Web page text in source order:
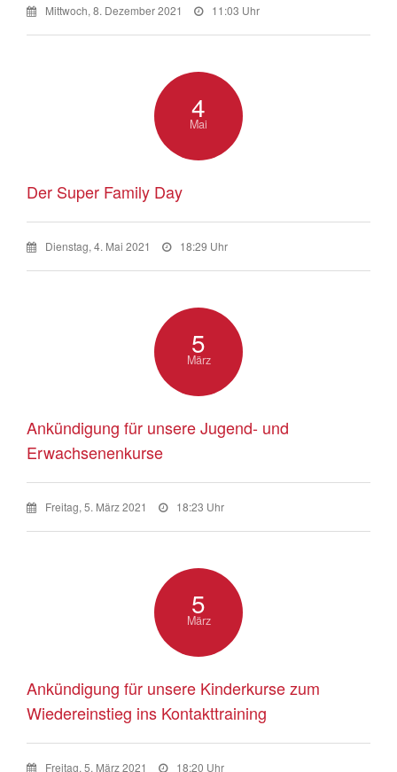
Mittwoch, 8. Dezember 2021 11:03 Uhr
4
Mai
Der Super Family Day
Dienstag, 4. Mai 2021 18:29 Uhr
5
März
Ankündigung für unsere Jugend- und
Erwachsenenkurse
Freitag, 5. März 2021 18:23 Uhr
5
März
Ankündigung für unsere Kinderkurse zum
Wiedereinstieg ins Kontakttraining
Freitag, 5. März 2021 18:20 Uhr